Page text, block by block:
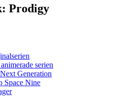
Prodigy
serien
Generation
Space Nine